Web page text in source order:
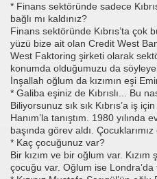
* Finans sektöründe sadece
bağlı mı kaldınız?
Finans sektöründe Kıbrıs’ta çok
yüzü bize ait olan Credit West
West Faktoring şirketi olarak
konumda olduğumuzu da
İnşallah oğlum da kızımın eşi
* Galiba eşiniz de Kıbrıslı... Bu
Biliyorsunuz sık sık Kıbrıs’a iş
Hanım’la tanıştım. 1980 yılında
başında görev aldı.
* Kaç çocuğunuz var?
Bir kızım ve bir oğlum var.
çocuğu var. Oğlum ise Londra’da